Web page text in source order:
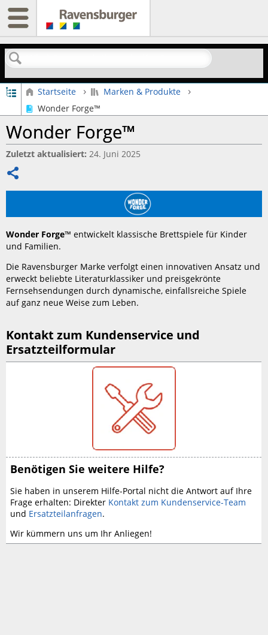
Suchen
Globale Hierarchie auf- und zuklappen
Startseite
Marken & Produkte
Wonder Forge™
Wonder Forge™
Zuletzt aktualisiert 24. Juni 2025
Teilen
Wonder Forge™ entwickelt klassische Brettspiele für Kinder
und Familien.
Die Ravensburger Marke verfolgt einen innovativen Ansatz und
erweckt beliebte Literaturklassiker und preisgekrönte
Fernsehsendungen durch dynamische, einfallsreiche Spiele
auf ganz neue Weise zum Leben.
Kontakt zum Kundenservice und
Ersatzteilformular
Benötigen Sie weitere Hilfe?
Sie haben in unserem Hilfe-Portal nicht die Antwort auf Ihre
Frage erhalten: Direkter Kontakt zum Kundenservice-Team
und Ersatzteilanfragen.
Wir kümmern uns um Ihr Anliegen!